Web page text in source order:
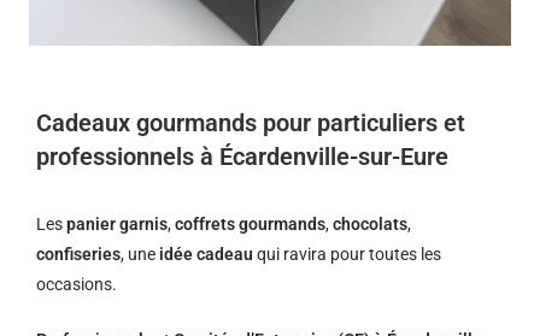
Cadeaux gourmands pour particuliers et
professionnels à Écardenville-sur-Eure
Lespanier garnis,coffrets gourmands,chocolats,
confiseries, une idée cadeau qui ravira pour toutes les
occasions.